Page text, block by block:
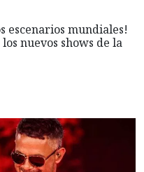
escenarios mundiales!
nuevos shows de la